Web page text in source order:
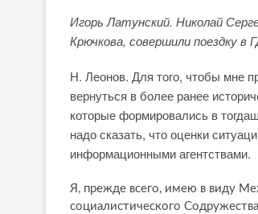
Игорь Латунский. Николай
Крючкова, совершили поездку в
Н. Леонов. Для того, чтобы мне
вернуться в более ранее
которые формировались в
надо сказать, что оценки
информационными агентствами.
Я, прежде всего, имею в виду
социалистического